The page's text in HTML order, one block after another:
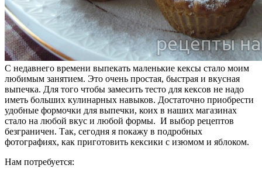
С недавнего времени выпекать маленькие кексы стало моим
любимым занятием. Это очень простая, быстрая и вкусная
выпечка. Для того чтобы замесить тесто для кексов не надо
иметь больших кулинарных навыков. Достаточно приобрести
удобные формочки для выпечки, коих в наших магазинах
стало на любой вкус и любой формы. И выбор рецептов
безграничен. Так, сегодня я покажу в подробных
фотографиях, как приготовить кексики с изюмом и яблоком.
Нам потребуется: